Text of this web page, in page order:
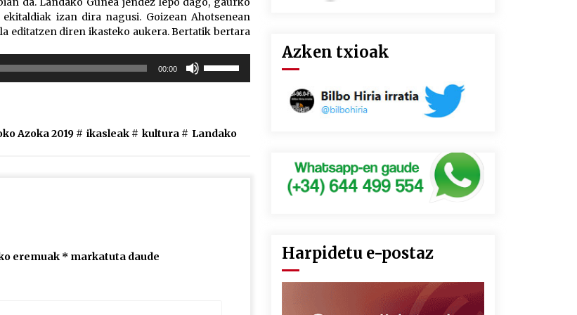
izan dira nagusi. Goizean Ahotsenean
editatzen diren ikasteko aukera. Bertatik bertara
00:00
igotzeko
Azoka 2019 # ikasleak # kultura # Landako
eremuak * markatuta daude
Azken txioak
Harpidetu e-postaz